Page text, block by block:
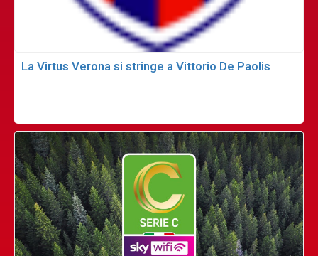
La Virtus Verona si stringe a Vittorio De Paolis